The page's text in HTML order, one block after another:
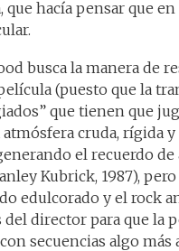
que hacía pensar que
busca la manera de
(puesto que la
que tienen que
cruda, rígida
el recuerdo
Kubrick, 1987),
edulcorado y el rock
director para que la
secuencias algo